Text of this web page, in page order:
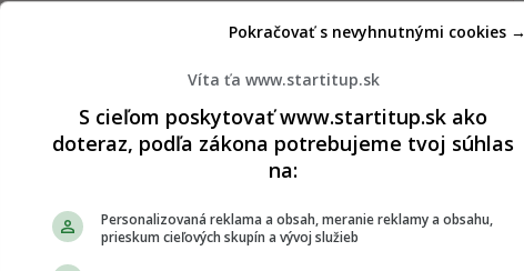
Víta ťa www.startitup.sk
S cieľom poskytovať www.startitup.sk ako
doteraz, podľa zákona potrebujeme tvoj súhlas
na:
Personalizovaná reklama a obsah, meranie reklamy a obsahu,
prieskum cieľových skupín a vývoj služieb
Pokračovať s nevyhnutnými cookies →